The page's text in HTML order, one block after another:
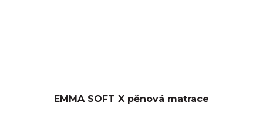
EMMA SOFT X pěnová matrace